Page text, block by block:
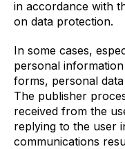
in accordance with
on data protection.
In some cases,
personal
forms, personal
The publisher
received from the
replying to the user
communications